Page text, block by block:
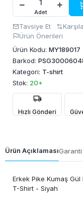
Adet
Tavsiye Et
Ürün Önerileri
Ürün Kodu: MY189017
Barkod:
Kategori: T-shirt
Stok: 20+
Hızlı Gönderi
Ürün Açıklaması
Erkek Pike Kumaş Gül
T-Shirt - Siyah